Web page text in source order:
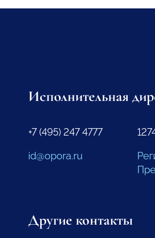
Исполнительная
+7 (495) 247 4777
id@opora.ru
Другие контакты